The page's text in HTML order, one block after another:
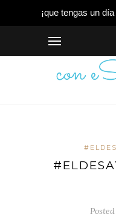
¡que tengas un